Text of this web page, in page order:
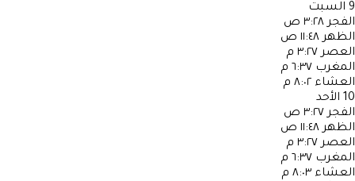
9 السبت
الفجر ٣:٢٨ ص
الظهر ١١:٤٨ ص
العصر ٣:٢٧ م
المغرب ٦:٣٧ م
العشاء ٨:٠٢ م
10 الأحد
الفجر ٣:٢٧ ص
الظهر ١١:٤٨ ص
العصر ٣:٢٧ م
المغرب ٦:٣٧ م
العشاء ٨:٠٣ م